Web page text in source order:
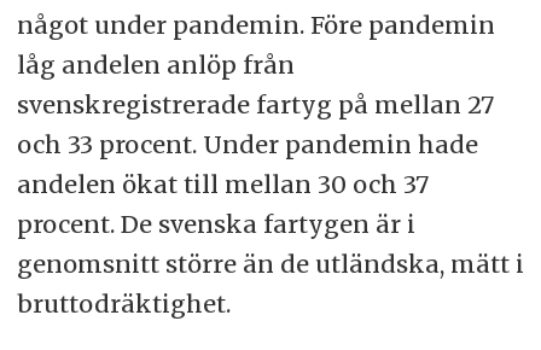
något under pandemin. Före pandemin
låg andelen anlöp från
svenskregistrerade fartyg på mellan 27
och 33 procent. Under pandemin hade
andelen ökat till mellan 30 och 37
procent. De svenska fartygen är i
genomsnitt större än de utländska, mätt i
bruttodräktighet.